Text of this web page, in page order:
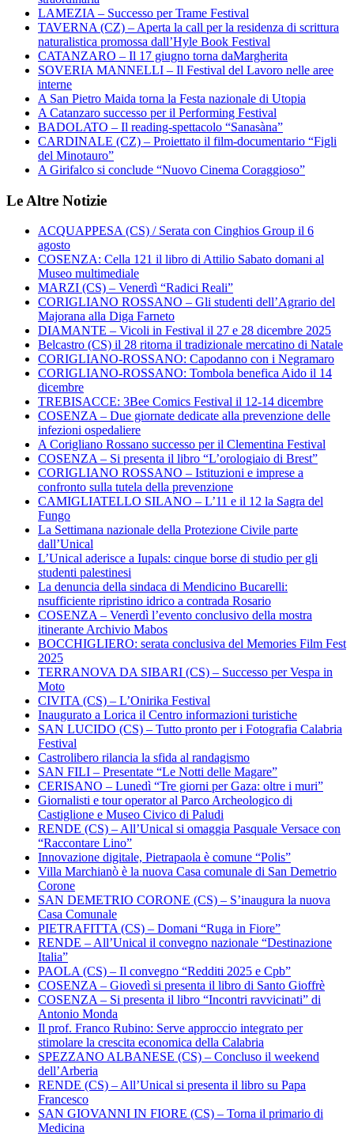
LAMEZIA – Successo per Trame Festival
TAVERNA (CZ) – Aperta la call per la residenza di scrittura
naturalistica promossa dall’Hyle Book Festival
CATANZARO – Il 17 giugno torna daMargherita
SOVERIA MANNELLI – Il Festival del Lavoro nelle aree
interne
A San Pietro Maida torna la Festa nazionale di Utopia
A Catanzaro successo per il Performing Festival
BADOLATO – Il reading-spettacolo “Sanasàna”
CARDINALE (CZ) – Proiettato il film-documentario “Figli
del Minotauro”
A Girifalco si conclude “Nuovo Cinema Coraggioso”
Le Altre Notizie
ACQUAPPESA (CS) / Serata con Cinghios Group il 6
agosto
COSENZA: Cella 121 il libro di Attilio Sabato domani al
Museo multimediale
MARZI (CS) – Venerdì “Radici Reali”
CORIGLIANO ROSSANO – Gli studenti dell’Agrario del
Majorana alla Diga Farneto
DIAMANTE – Vicoli in Festival il 27 e 28 dicembre 2025
Belcastro (CS) il 28 ritorna il tradizionale mercatino di Natale
CORIGLIANO-ROSSANO: Capodanno con i Negramaro
CORIGLIANO-ROSSANO: Tombola benefica Aido il 14
dicembre
TREBISACCE: 3Bee Comics Festival il 12-14 dicembre
COSENZA – Due giornate dedicate alla prevenzione delle
infezioni ospedaliere
A Corigliano Rossano successo per il Clementina Festival
COSENZA – Si presenta il libro “L’orologiaio di Brest”
CORIGLIANO ROSSANO – Istituzioni e imprese a
confronto sulla tutela della prevenzione
CAMIGLIATELLO SILANO – L’11 e il 12 la Sagra del
Fungo
La Settimana nazionale della Protezione Civile parte
dall’Unical
L’Unical aderisce a Iupals: cinque borse di studio per gli
studenti palestinesi
La denuncia della sindaca di Mendicino Bucarelli:
nsufficiente ripristino idrico a contrada Rosario
COSENZA – Venerdì l’evento conclusivo della mostra
itinerante Archivio Mabos
BOCCHIGLIERO: serata conclusiva del Memories Film Fest
2025
TERRANOVA DA SIBARI (CS) – Successo per Vespa in
Moto
CIVITA (CS) – L’Onirika Festival
Inaugurato a Lorica il Centro informazioni turistiche
SAN LUCIDO (CS) – Tutto pronto per i Fotografia Calabria
Festival
Castrolibero rilancia la sfida al randagismo
SAN FILI – Presentate “Le Notti delle Magare”
CERISANO – Lunedì “Tre giorni per Gaza: oltre i muri”
Giornalisti e tour operator al Parco Archeologico di
Castiglione e Museo Civico di Paludi
RENDE (CS) – All’Unical si omaggia Pasquale Versace con
“Raccontare Lino”
Innovazione digitale, Pietrapaola è comune “Polis”
Villa Marchianò è la nuova Casa comunale di San Demetrio
Corone
SAN DEMETRIO CORONE (CS) – S’inaugura la nuova
Casa Comunale
PIETRAFITTA (CS) – Domani “Ruga in Fiore”
RENDE – All’Unical il convegno nazionale “Destinazione
Italia”
PAOLA (CS) – Il convegno “Redditi 2025 e Cpb”
COSENZA – Giovedì si presenta il libro di Santo Gioffrè
COSENZA – Si presenta il libro “Incontri ravvicinati” di
Antonio Monda
Il prof. Franco Rubino: Serve approccio integrato per
stimolare la crescita economica della Calabria
SPEZZANO ALBANESE (CS) – Concluso il weekend
dell’Arberia
RENDE (CS) – All’Unical si presenta il libro su Papa
Francesco
SAN GIOVANNI IN FIORE (CS) – Torna il primario di
Medicina